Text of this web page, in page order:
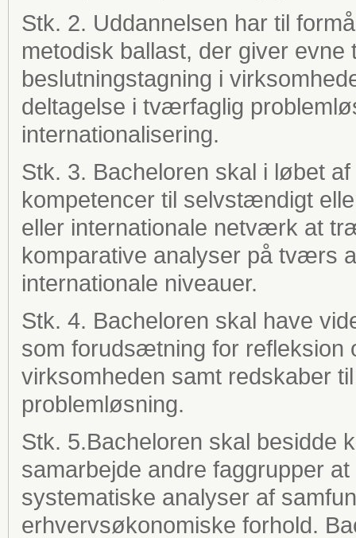
Stk. 2. Uddannelsen har til
metodisk ballast, der giver
beslutningstagning i
deltagelse i tværfaglig
internationalisering.
Stk. 3. Bacheloren skal i løbet
kompetencer til selvstændigt
eller internationale netværk at
komparative analyser på tværs
internationale niveauer.
Stk. 4. Bacheloren skal have
som forudsætning for refleksion
virksomheden samt redskaber
problemløsning.
Stk. 5.Bacheloren skal besidde
samarbejde andre faggrupper
systematiske analyser af
erhvervsøkonomiske forhold.